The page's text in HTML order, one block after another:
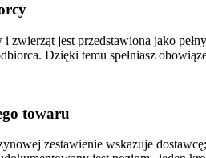
i zwierząt jest przedstawiona jako
Dzięki temu spełniasz
towaru
zestawienie wskazuje